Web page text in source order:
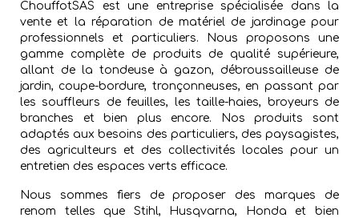
ChouffotSAS est une entreprise spécialisée dans la
vente et la réparation de matériel de jardinage pour
professionnels et particuliers. Nous proposons une
gamme complète de produits de qualité supérieure,
allant de la tondeuse à gazon, débroussailleuse de
jardin, coupe-bordure, tronçonneuses, en passant par
les souffleurs de feuilles, les taille-haies, broyeurs de
branches et bien plus encore. Nos produits sont
adaptés aux besoins des particuliers, des paysagistes,
des agriculteurs et des collectivités locales pour un
entretien des espaces verts efficace.
Nous sommes fiers de proposer des marques de
renom telles que Stihl, Husqvarna, Honda et bien